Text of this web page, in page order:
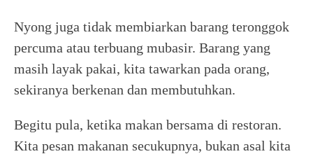
Nyong juga tidak membiarkan barang teronggok
percuma atau terbuang mubasir. Barang yang
masih layak pakai, kita tawarkan pada orang,
sekiranya berkenan dan membutuhkan.
Begitu pula, ketika makan bersama di restoran.
Kita pesan makanan secukupnya, bukan asal kita